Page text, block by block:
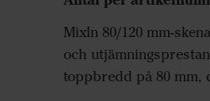
MixIn 80/120 mm-
och
toppbredd på 80 mm,